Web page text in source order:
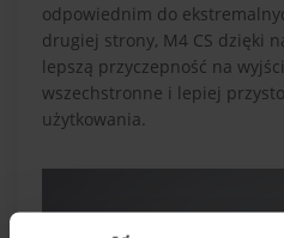
odpowiednim do
drugiej strony, M4 CS dzięki
lepszą przyczepność na
wszechstronne i lepiej
użytkowania.